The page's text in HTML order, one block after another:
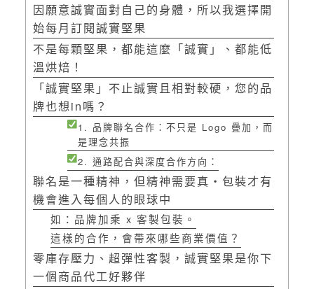
因願意誠實面對自己的身體，所以我選擇開
始每月訂閱誠實堅果
不是每顆堅果，都能這麼「誠實」、都能低
溫烘焙！
「誠實堅果」不止誠實且相對較硬，您的品
牌也想in嗎？
1. 品牌聯名合作：不只是 Logo 疊加，而
是理念共振
2. 通路配合與深度合作方向：
聯名是一種精神，但精神需要真・包裝才有
機會進入每個人的眼球中
如：品牌加乘 x 客製包裝。
這樣的合作，會帶來哪些商業價值？
零庫存壓力、超彈性客製，誠實堅果是你下
一個商品代工好夥伴